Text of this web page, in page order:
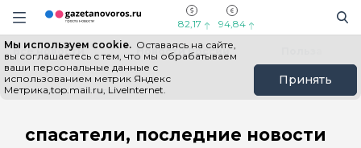
Информационный портал "ГазетаНоворос.ру"
Навигация сайта
82,17 94,84
Мы используем cookie. Оставаясь на сайте,
вы соглашаетесь с тем, что мы обрабатываем
ваши персональные данные с
использованием метрик Яндекс
Метрика,top.mail.ru, LiveInternet.
Принять
Все новости Новости России
Главная # спасатели
спасатели, последние новости